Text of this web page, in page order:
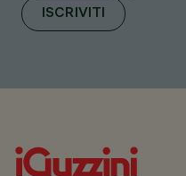
ISCRIVITI